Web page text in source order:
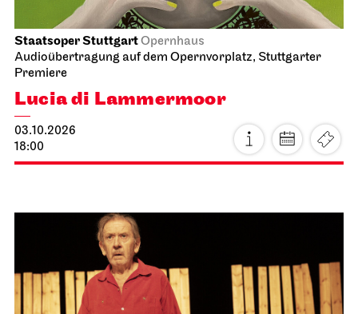
Staatsoper StuttgartOpernhaus
Audioübertragung auf dem Opernvorplatz, Stuttgarter
Premiere
Lucia di Lammermoor
03.10.2026
18:00